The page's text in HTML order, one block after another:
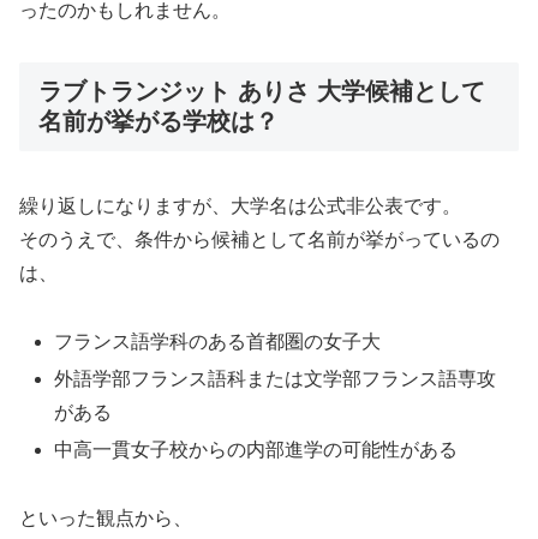
ったのかもしれません。
ラブトランジット ありさ 大学候補として
名前が挙がる学校は？
繰り返しになりますが、大学名は公式非公表です。
そのうえで、条件から候補として名前が挙がっているの
は、
フランス語学科のある首都圏の女子大
外語学部フランス語科または文学部フランス語専攻
がある
中高一貫女子校からの内部進学の可能性がある
といった観点から、